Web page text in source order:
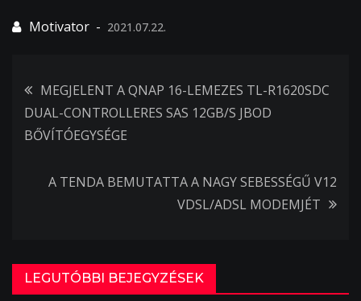
2021.07.22.
Bejegyzés
navigáció
MEGJELENT A QNAP 16-LEMEZES TL-R1620SDC
DUAL-CONTROLLERES SAS 12GB/S JBOD
BŐVÍTÓEGYSÉGE
A TENDA BEMUTATTA A NAGY SEBESSÉGŰ V12
VDSL/ADSL MODEMJÉT
LEGUTÓBBI BEJEGYZÉSEK